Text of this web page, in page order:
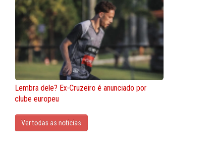
Lembra dele? Ex-Cruzeiro é anunciado por
clube europeu
Ver todas as noticias